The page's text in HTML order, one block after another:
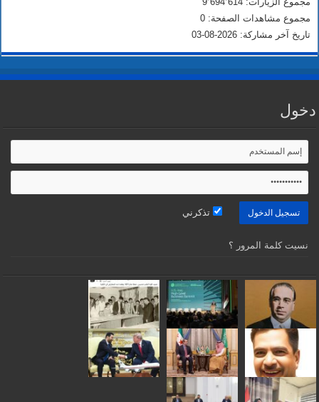
مجموع مشاهدات الصفحة: 0
تاريخ آخر مشاركة: 2026-08-03
دخول
تذكرني
نسيت كلمة المرور ؟